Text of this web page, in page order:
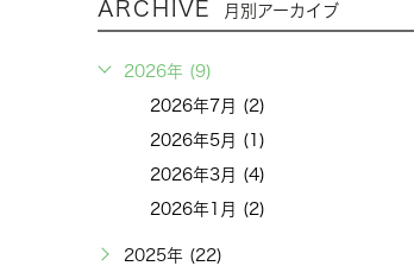
ARCHIVE 月別アーカイブ
2026年 (9)
2026年7月 (2)
2026年5月 (1)
2026年3月 (4)
2026年1月 (2)
2025年 (22)